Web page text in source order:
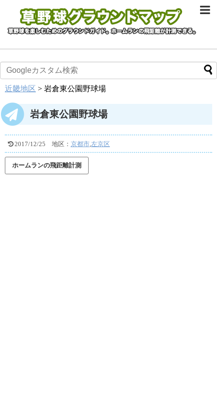
近畿地区 > 岩倉東公園野球場
岩倉東公園野球場
2017/12/25 地区： 京都市,左京区